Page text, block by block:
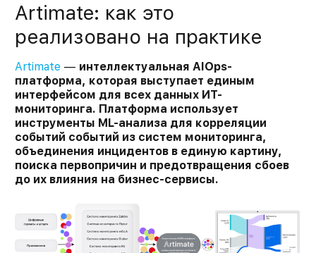
Artimate: как это
реализовано на практике
Artimate — интеллектуальная AIOps-
платформа, которая выступает единым
интерфейсом для всех данных ИТ-
мониторинга. Платформа использует
инструменты ML-анализа для корреляции
событий событий из систем мониторинга,
объединения инцидентов в единую картину,
поиска первопричин и предотвращения сбоев
до их влияния на бизнес-сервисы.